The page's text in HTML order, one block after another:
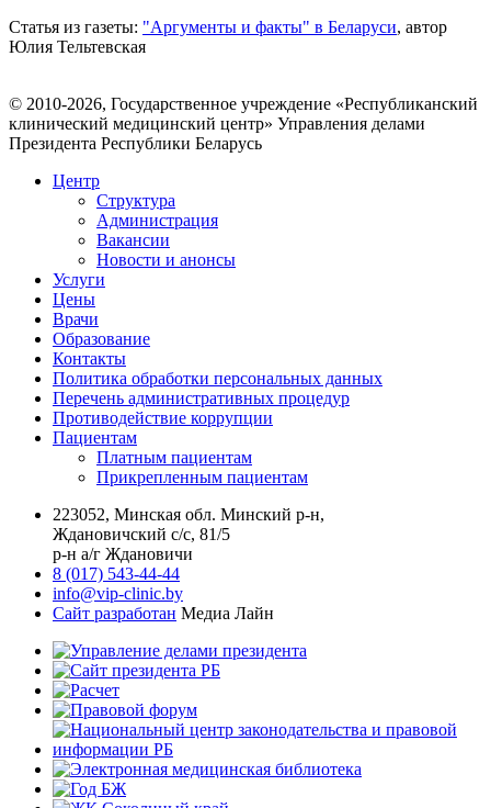
Статья из газеты: "Аргументы и факты" в Беларуси, автор
Юлия Тельтевская
© 2010-2026, Государственное учреждение «Республиканский
клинический медицинский центр» Управления делами
Президента Республики Беларусь
Центр
Структура
Администрация
Вакансии
Новости и анонсы
Услуги
Цены
Врачи
Образование
Контакты
Политика обработки персональных данных
Перечень административных процедур
Противодействие коррупции
Пациентам
Платным пациентам
Прикрепленным пациентам
223052, Минская обл. Минский р-н,
Ждановичский с/с, 81/5
р-н а/г Ждановичи
8 (017) 543-44-44
info@vip-clinic.by
Сайт разработан Медиа Лайн